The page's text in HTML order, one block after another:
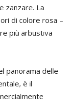
zanzare. La
di colore rosa –
più arbustiva
panorama delle
è il